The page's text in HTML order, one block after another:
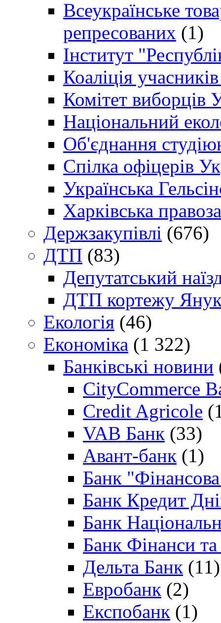
Всеукраїнське
репресованих (1)
Інститут
Коаліція
Комітет виборців
Національний
Об'єднання
Спілка офіцерів
Українська
Харківська
Держзакупівлі (676)
ДТП (83)
Депутатський
ДТП кортежу
Екологія (46)
Економіка (1 322)
Банківські новини
CityCommerce
Credit Agricole
VAB Банк (33)
Авант-банк (1)
Банк "Фінансова
Банк Кредит
Банк
Банк Фінанси
Дельта Банк (11)
Евробанк (2)
Експобанк (1)